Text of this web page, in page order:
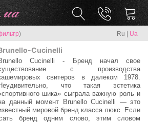
) Ru Ua
Cucinelli
Cucinelli - Бренд начал свое
с производства
свитеров в далеком 1978.
что такая эстетика
шика» сыграла важную роль и
данный момент Brunello Cucinelli — это
мировой бренд класса люкс. Если
бренд одним слово, этим словом